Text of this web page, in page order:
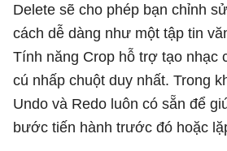
Delete sẽ cho phép bạn chỉnh
cách dễ dàng như một tập tin
Tính năng Crop hỗ trợ tạo nhạc
cú nhấp chuột duy nhất. Trong
Undo và Redo luôn có sẵn để
bước tiến hành trước đó hoặc